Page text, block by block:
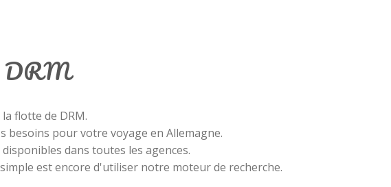
DRM
flotte de DRM.
besoins pour votre voyage en Allemagne.
dans toutes les agences.
est encore d'utiliser notre moteur de recherche.